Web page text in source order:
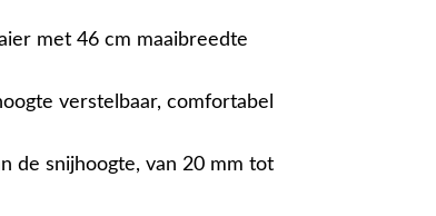
met 46 cm maaibreedte
verstelbaar, comfortabel
de snijhoogte, van 20 mm tot